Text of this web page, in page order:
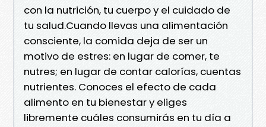
con la nutrición, tu cuerpo y el cuidado de
tu salud.Cuando llevas una alimentación
consciente, la comida deja de ser un
motivo de estres: en lugar de comer, te
nutres; en lugar de contar calorías, cuentas
nutrientes. Conoces el efecto de cada
alimento en tu bienestar y eliges
libremente cuáles consumirás en tu día a